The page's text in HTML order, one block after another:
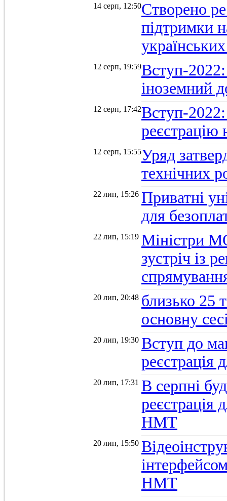
14 серп, 12:50Створено
підтримки
12 серп, 19:59Вступ-
іноземний
12 серп, 17:42Вступ-
12 серп, 15:55Уряд
технічних
22 лип, 15:26 Приватні
для
22 лип, 15:19 Міністри
зустріч із
20 лип, 20:48 близько 25
основну
20 лип, 19:30 Вступ до
20 лип, 17:31 В серпні
реєстрація
НМТ
20 лип, 15:50
НМТ